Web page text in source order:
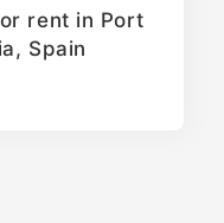
rent in Port
Spain